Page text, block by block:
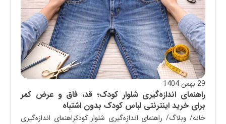
29 بهمن 1404
راهنمای اندازه‌گیری شلوار کودک؛ قد، فاق و عرض کمر
برای خرید اینترنتی لباس کودک بدون اشتباه
خانه/ وبلاگ/ راهنمای اندازه‌گیری شلوار کودکراهنمای اندازه‌گیری